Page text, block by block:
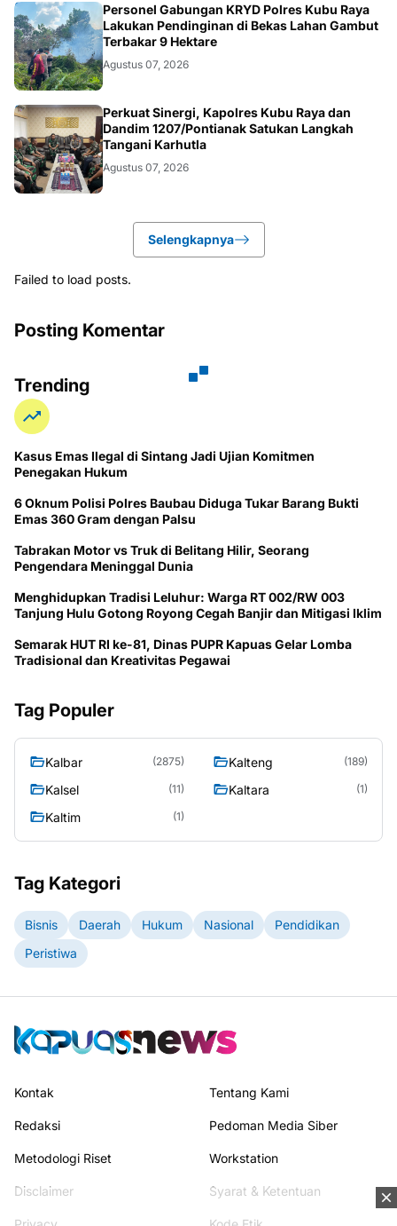
KALBAR
Personel Gabungan KRYD Polres Kubu Raya
Lakukan Pendinginan di Bekas Lahan Gambut
Terbakar 9 Hektare
Agustus 07, 2026
KALBAR
Perkuat Sinergi, Kapolres Kubu Raya dan
Dandim 1207/Pontianak Satukan Langkah
Tangani Karhutla
Agustus 07, 2026
Selengkapnya
Failed to load posts.
Posting Komentar
Trending
Kasus Emas Ilegal di Sintang Jadi Ujian Komitmen
Penegakan Hukum
6 Oknum Polisi Polres Baubau Diduga Tukar Barang Bukti
Emas 360 Gram dengan Palsu
Tabrakan Motor vs Truk di Belitang Hilir, Seorang
Pengendara Meninggal Dunia
Menghidupkan Tradisi Leluhur: Warga RT 002/RW 003
Tanjung Hulu Gotong Royong Cegah Banjir dan Mitigasi Iklim
Semarak HUT RI ke-81, Dinas PUPR Kapuas Gelar Lomba
Tradisional dan Kreativitas Pegawai
Tag Populer
Kalbar (2875) Kalteng (189)
Kalsel (11) Kaltara (1)
Kaltim (1)
Tag Kategori
Bisnis Daerah Hukum Nasional
Pendidikan
Peristiwa
Kontak Tentang Kami
Redaksi Pedoman Media Siber
Metodologi Riset Workstation
Disclaimer Syarat & Ketentuan